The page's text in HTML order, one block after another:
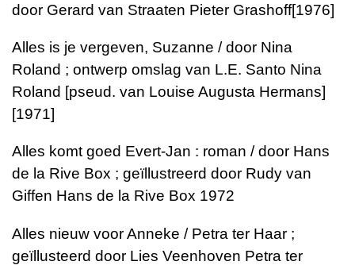
door Gerard van Straaten Pieter Grashoff[1976]
Alles is je vergeven, Suzanne / door Nina
Roland ; ontwerp omslag van L.E. Santo Nina
Roland [pseud. van Louise Augusta Hermans]
[1971]
Alles komt goed Evert-Jan : roman / door Hans
de la Rive Box ; geïllustreerd door Rudy van
Giffen Hans de la Rive Box 1972
Alles nieuw voor Anneke / Petra ter Haar ;
geïllusteerd door Lies Veenhoven Petra ter